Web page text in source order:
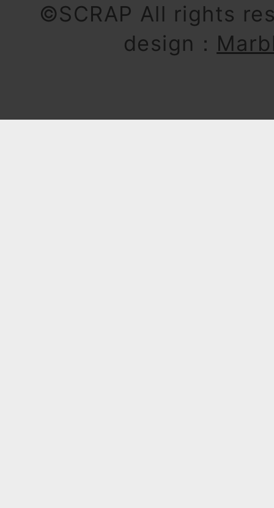
©SCRAP All rights
design：